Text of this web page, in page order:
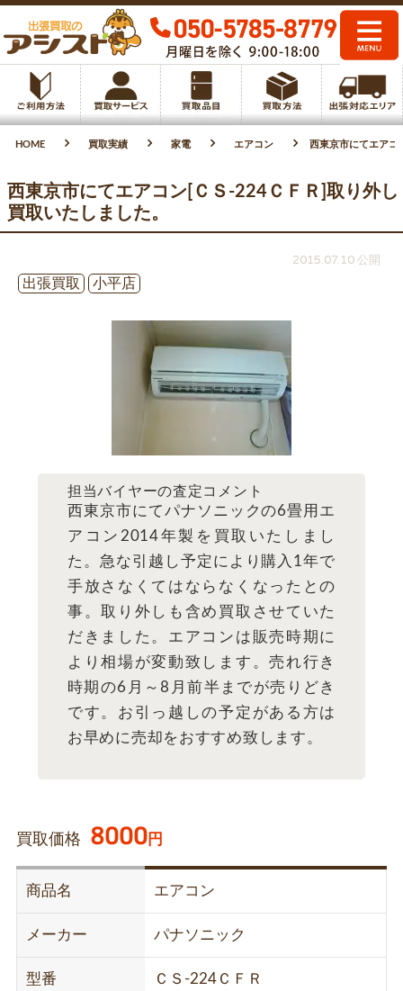
HOME 買取実績 家電 エアコン 西東京市にてエアコ
西東京市にてエアコン[ＣＳ-224ＣＦＲ]取り外し
買取いたしました。
2015.07.10 公開
出張買取
小平店
担当バイヤーの査定コメント
西東京市にてパナソニックの6畳用エ
アコン2014年製を買取いたしまし
た。急な引越し予定により購入1年で
手放さなくてはならなくなったとの
事。取り外しも含め買取させていた
だきました。エアコンは販売時期に
より相場が変動致します。売れ行き
時期の6月～8月前半までが売りどき
です。お引っ越しの予定がある方は
お早めに売却をおすすめ致します。
買取価格 8000円
商品名 エアコン
メーカー パナソニック
型番 ＣＳ-224ＣＦＲ